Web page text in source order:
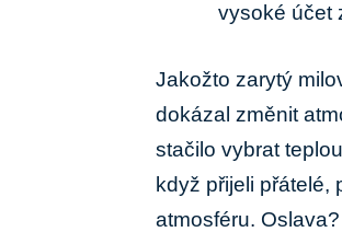
vysoké‍ účet
Jakožto zarytý
dokázal změnit
stačilo vybrat
když ⁣přijeli přátelé,
atmosféru.